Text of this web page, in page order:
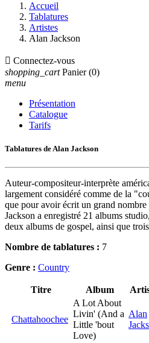
Accueil
Tablatures
Artistes
Alan Jackson
 Connectez-vous
shopping_cart Panier (0)
menu
Présentation
Catalogue
Tarifs
Tablatures de Alan Jackson
Auteur-compositeur-interprète
largement considéré comme de la
que pour avoir écrit un grand nombre
Jackson a enregistré 21 albums
deux albums de gospel, ainsi que
Nombre de tablatures : 7
Genre : Country
Titre Album
Chattahoochee
A Lot About
Livin' (And a
Little 'bout
Love)
Alan